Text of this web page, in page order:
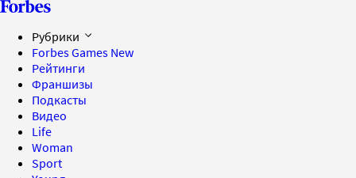
Рубрики
Forbes Games New
Рейтинги
Франшизы
Подкасты
Видео
Life
Woman
Sport